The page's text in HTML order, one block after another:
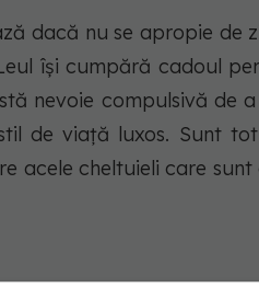
dacă nu se apropie de
își cumpără cadoul
nevoie compulsivă de
de viață luxos. Sunt
acele cheltuieli care